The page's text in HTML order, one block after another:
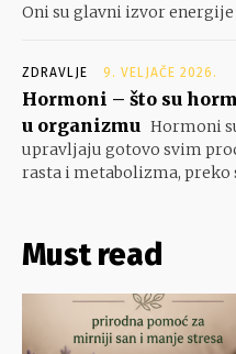
Oni su glavni izvor energije
ZDRAVLJE 9. VELJAČE 2026.
Hormoni – što su
u organizmu Hormoni
upravljaju gotovo svim
rasta i metabolizma, preko
Must read